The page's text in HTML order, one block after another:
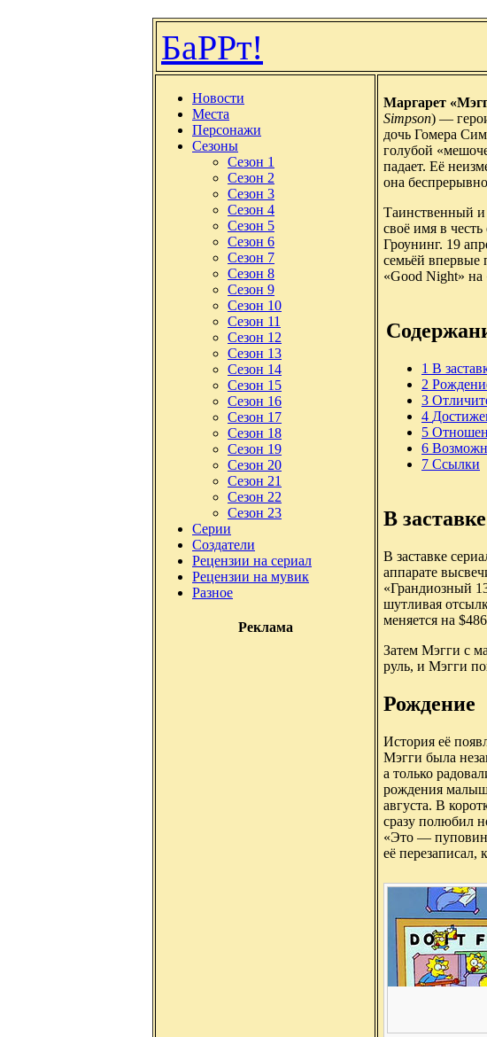
БаРРт!
Новости
Места
Персонажи
Сезоны
Сезон 1
Сезон 2
Сезон 3
Сезон 4
Сезон 5
Сезон 6
Сезон 7
Сезон 8
Сезон 9
Сезон 10
Сезон 11
Сезон 12
Сезон 13
Сезон 14
Сезон 15
Сезон 16
Сезон 17
Сезон 18
Сезон 19
Сезон 20
Сезон 21
Сезон 22
Сезон 23
Серии
Создатели
Рецензии на сериал
Рецензии на мувик
Разное
Реклама
Маргарет
Simpson) —
дочь Гомера
голубой
падает. Её
она
Таинственный
своё имя в
Гроунинг. 19
семьёй впервые
«Good Night»
1 В
2
3
4
5
6
7 Ссылки
В заставке
В заставке
аппарате
«Грандиозный
шутливая
меняется на
Затем Мэгги с
руль, и Мэгги
Рождение
История её
Мэгги была
а только
рождения
августа. В
сразу полюбил
«Это —
её перезаписал,